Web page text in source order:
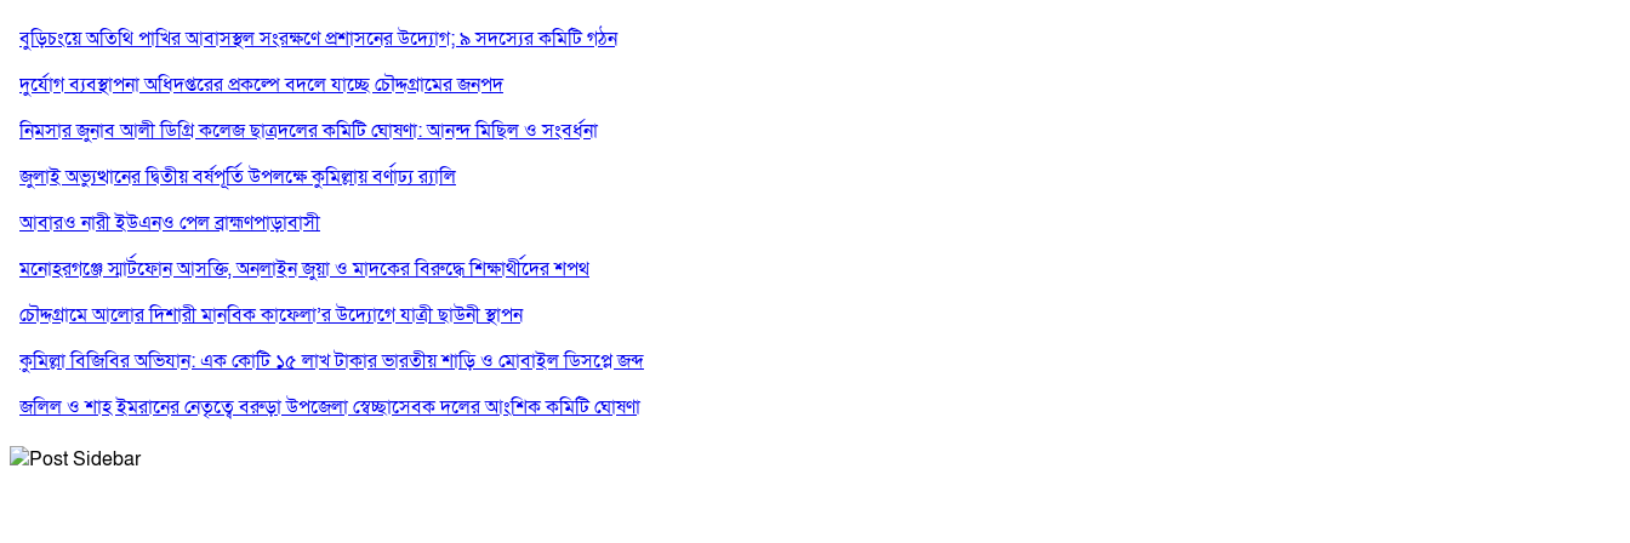
বুড়িচংয়ে অতিথি পাখির আবাসস্থল সংরক্ষণে প্রশাসনের উদ্যোগ; ৯ সদস্যের কমিটি গঠন
দুর্যোগ ব্যবস্থাপনা অধিদপ্তরের প্রকল্পে বদলে যাচ্ছে চৌদ্দগ্রামের জনপদ
নিমসার জুনাব আলী ডিগ্রি কলেজ ছাত্রদলের কমিটি ঘোষণা: আনন্দ মিছিল ও সংবর্ধনা
জুলাই অভ্যুত্থানের দ্বিতীয় বর্ষপূর্তি উপলক্ষে কুমিল্লায় বর্ণাঢ্য র‍্যালি
আবারও নারী ইউএনও পেল ব্রাহ্মণপাড়াবাসী
মনোহরগঞ্জে স্মার্টফোন আসক্তি, অনলাইন জুয়া ও মাদকের বিরুদ্ধে শিক্ষার্থীদের শপথ
চৌদ্দগ্রামে আলোর দিশারী মানবিক কাফেলা’র উদ্যোগে যাত্রী ছাউনী স্থাপন
কুমিল্লা বিজিবির অভিযান: এক কোটি ১৫ লাখ টাকার ভারতীয় শাড়ি ও মোবাইল ডিসপ্লে জব্দ
জলিল ও শাহ ইমরানের নেতৃত্বে বরুড়া উপজেলা স্বেচ্ছাসেবক দলের আংশিক কমিটি ঘোষণা
নিমসার জুনাব আলী ডিগ্রি কলেজ ছাত্রদলের কমিটি ঘোষণা; সভাপতি ইমন, সম্পাদক সিয়াম